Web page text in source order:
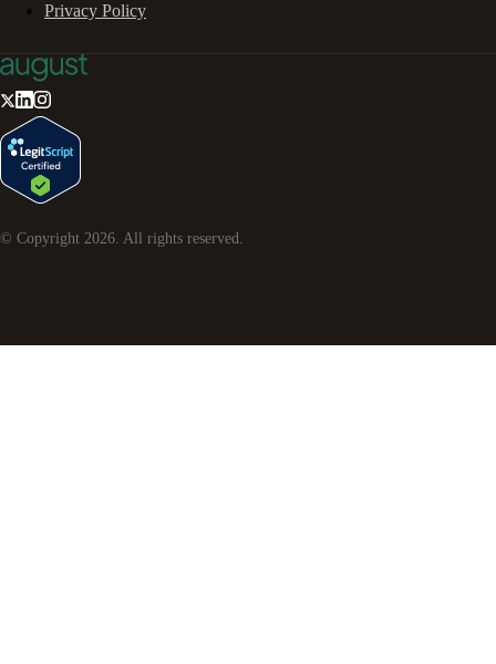
Privacy Policy
© Copyright 2026 . All rights reserved.